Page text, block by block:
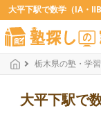
大平下駅で数学（ⅠA・
栃木県の塾・学
大平下駅で